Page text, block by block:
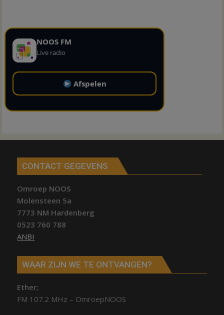
NOOS FM
Live radio
Afspelen
CONTACT GEGEVENS
Omroep NOOS
Molensteen 5a
7773 NM Hardenberg
0523 760 788
ANBI
WAAR ZIJN WE TE ONTVANGEN?
Ether;
FM 107.2 MHz – OmroepNOOS